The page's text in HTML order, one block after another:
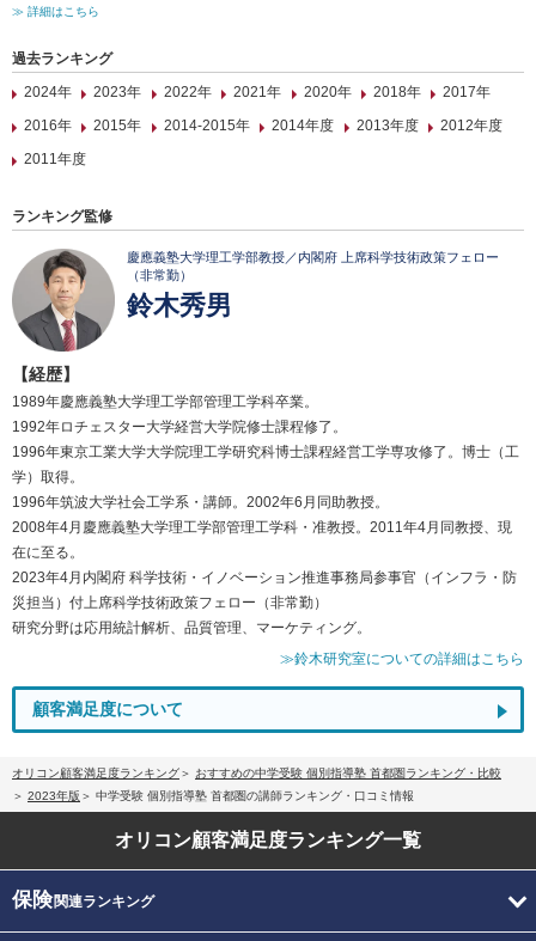
≫ 詳細はこちら
過去ランキング
2024年
2023年 2022年 2021年 2020年 2018年
2017年
2016年
2015年 2014-2015年 2014年度 2013年度
2012年度
2011年度
ランキング監修
慶應義塾大学理工学部教授／内閣府 上席科学技術政策フェロー
（非常勤）
鈴木秀男
【経歴】
1989年慶應義塾大学理工学部管理工学科卒業。
1992年ロチェスター大学経営大学院修士課程修了。
1996年東京工業大学大学院理工学研究科博士課程経営工学専攻修了。博士（工
学）取得。
1996年筑波大学社会工学系・講師。2002年6月同助教授。
2008年4月慶應義塾大学理工学部管理工学科・准教授。2011年4月同教授、現
在に至る。
2023年4月内閣府 科学技術・イノベーション推進事務局参事官（インフラ・防
災担当）付上席科学技術政策フェロー（非常勤）
研究分野は応用統計解析、品質管理、マーケティング。
≫鈴木研究室についての詳細はこちら
顧客満足度について
オリコン顧客満足度ランキング
おすすめの中学受験 個別指導塾 首都圏ランキング・比較
2023年版
中学受験 個別指導塾 首都圏の講師ランキング・口コミ情報
オリコン顧客満足度ランキング一覧
保険関連ランキング